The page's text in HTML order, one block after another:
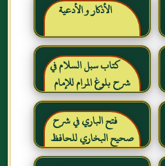
الأذكار و الأدعية
كتاب سبل السلام في
شرح بلوغ المرام للإمام
الصنعاني رحمه الله
فتح الباري في شرح
صحيح البخاري للحافظ
ابن حجر العسقلاني